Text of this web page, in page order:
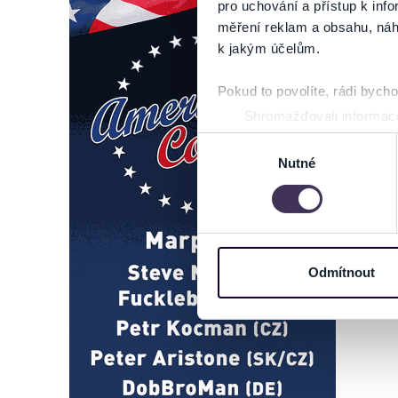
pro uchování a přístup k
měření reklam a obsahu,
k jakým účelům.
Pokud to povolíte, rádi
Shromažďovali
Identifikovali vaše
Zjistěte více o tom, jak
můžete kdykoliv změnit
informace o vašem zařízení
osobní údaje. Získané
Jaké typy cookies
můžete kdykoliv změnit v
Výběr
souhlasu
Nutné
Odmítnout